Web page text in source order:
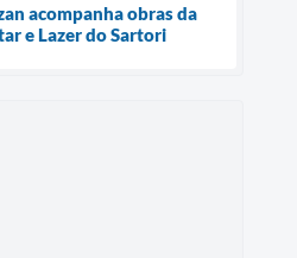
acompanha obras da
e Lazer do Sartori